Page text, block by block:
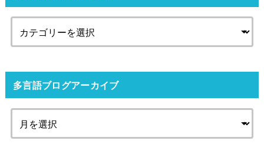
多言語ブログアーカイブ